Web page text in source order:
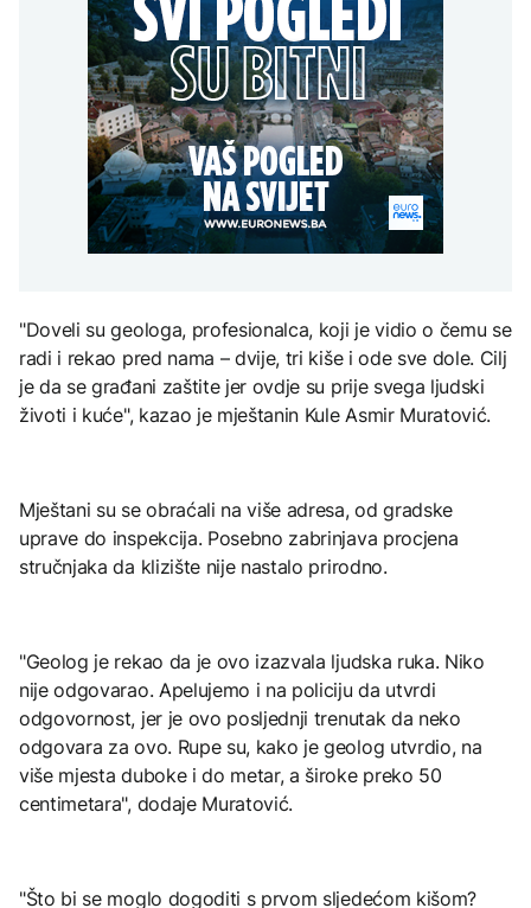
zastupljenosti u
institucijama BiH:
Konaković otvorio
pitanje, Košarac traži
odgovore
AKTUELNO
Sukob oko
zastupljenosti u
institucijama BiH:
Konaković otvorio
pitanje, Košarac traži
odgovore
AKTUELNO
Europol: U Srbiji i
Njemačkoj uhapšeni
krijumčari koji su
prebacivali migrante iz
Sirije
Svjetske cijene hrane
najviše u posljednje tri
godine
AKTUELNO
Plovidba Hormuškim
moreuzom neće biti
naplaćivana do
konačnog sporazuma s
djece moraju platiti 942
miliona dolara
KULTURA
Rat i pijesak prijete
drevnim piramidama
Meroe u Sudanu
Rihanna radi na novom
albumu
"Doveli su geologa, profesionalca, koji je vidio o čemu se
radi i rekao pred nama – dvije, tri kiše i ode sve dole. Cilj
je da se građani zaštite jer ovdje su prije svega ljudski
životi i kuće", kazao je mještanin Kule Asmir Muratović.
Mještani su se obraćali na više adresa, od gradske
uprave do inspekcija. Posebno zabrinjava procjena
stručnjaka da klizište nije nastalo prirodno.
"Geolog je rekao da je ovo izazvala ljudska ruka. Niko
nije odgovarao. Apelujemo i na policiju da utvrdi
odgovornost, jer je ovo posljednji trenutak da neko
odgovara za ovo. Rupe su, kako je geolog utvrdio, na
više mjesta duboke i do metar, a široke preko 50
centimetara", dodaje Muratović.
"Što bi se moglo dogoditi s prvom sljedećom kišom?